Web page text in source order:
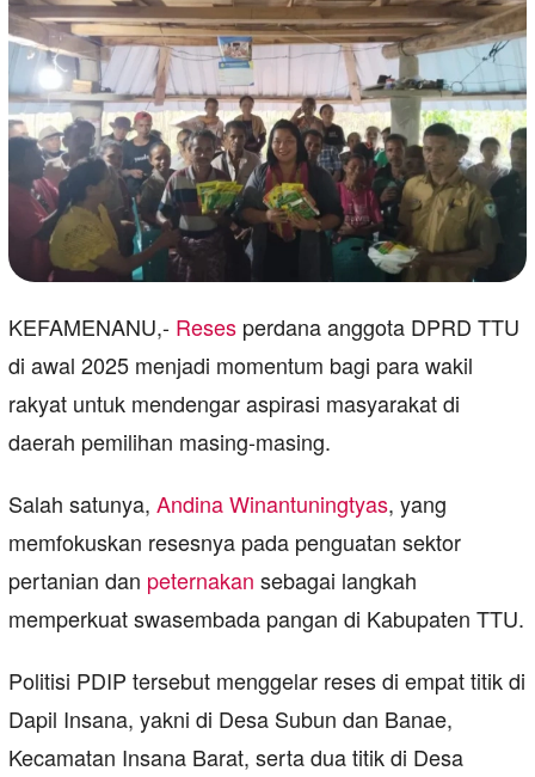
KEFAMENANU,- Reses perdana anggota DPRD TTU
di awal 2025 menjadi momentum bagi para wakil
rakyat untuk mendengar aspirasi masyarakat di
daerah pemilihan masing-masing.
Salah satunya, Andina Winantuningtyas, yang
memfokuskan resesnya pada penguatan sektor
pertanian dan peternakan sebagai langkah
memperkuat swasembada pangan di Kabupaten TTU.
Politisi PDIP tersebut menggelar reses di empat titik di
Dapil Insana, yakni di Desa Subun dan Banae,
Kecamatan Insana Barat, serta dua titik di Desa